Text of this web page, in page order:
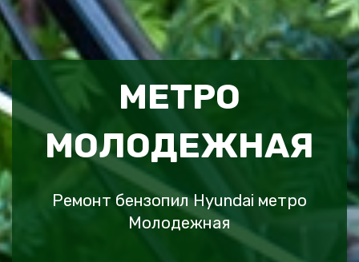
МЕТРО
МОЛОДЕЖНАЯ
Ремонт бензопил Hyundai метро
Молодежная